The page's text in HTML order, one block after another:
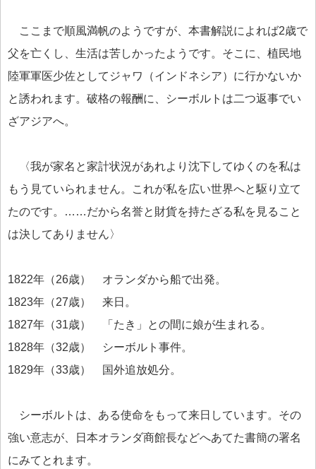
ここまで順風満帆のようですが、本書解説によれば2歳で
父を亡くし、生活は苦しかったようです。そこに、植民地
陸軍軍医少佐としてジャワ（インドネシア）に行かないか
と誘われます。破格の報酬に、シーボルトは二つ返事でい
ざアジアへ。
〈我が家名と家計状況があれより沈下してゆくのを私は
もう見ていられません。これが私を広い世界へと駆り立て
たのです。……だから名誉と財貨を持たざる私を見ること
は決してありません〉
1822年（26歳） オランダから船で出発。
1823年（27歳） 来日。
1827年（31歳） 「たき」との間に娘が生まれる。
1828年（32歳） シーボルト事件。
1829年（33歳） 国外追放処分。
シーボルトは、ある使命をもって来日しています。その
強い意志が、日本オランダ商館長などへあてた書簡の署名
にみてとれます。